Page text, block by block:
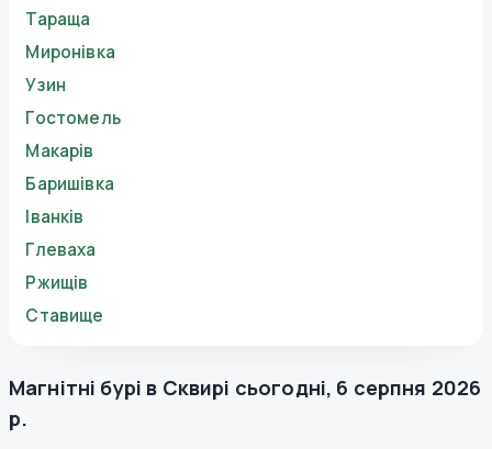
Тараща
Миронівка
Узин
Гостомель
Макарів
Баришівка
Іванків
Глеваха
Ржищів
Ставище
Магнітні бурі в Сквирі сьогодні, 6 серпня 2026
р.